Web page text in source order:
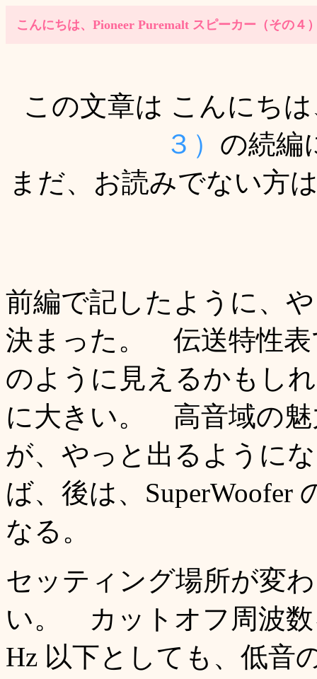
こんにちは、Pioneer Puremalt スピーカー（その４
この文章は こんにち
３） の続編
まだ、お読みでない方
前編で記したように、
決まった。 伝送特性表
のように見えるかもし
に大きい。 高音域の魅
が、やっと出るように
ば、後は、
なる。
セッティング場所が変
い。 カットオフ周波数
Hz 以下としても、低